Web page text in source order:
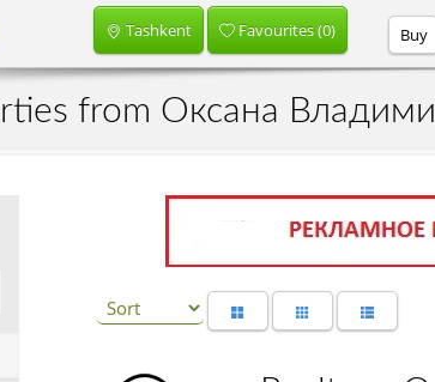
Tashkent Favourites (0) Buy
from Оксана